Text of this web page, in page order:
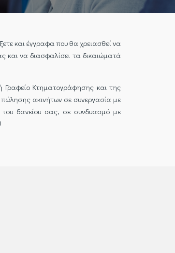
και έγγραφα που θα χρειασθεί να
και να διασφαλίσει τα δικαιώματά
Γραφείο Κτηματογράφησης και της
ακινήτων σε συνεργασία με
του δανείου σας, σε συνδυασμό με